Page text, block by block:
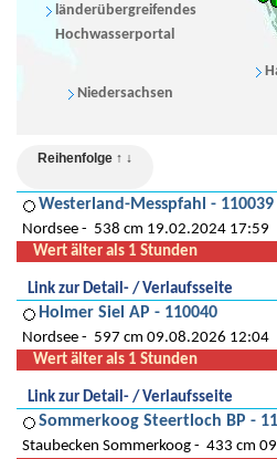
Reihenfolge ↑ ↓
Westerland-Messpfahl - 110039
Nordsee
538 cm 19.02.2024 17:59
Wert älter als 1 Stunden
Link zur Detail- / Verlaufsseite
Holmer Siel AP - 110040
Nordsee
597 cm 09.08.2026 12:04
Wert älter als 1 Stunden
Link zur Detail- / Verlaufsseite
Sommerkoog Steertloch BP -
Staubecken Sommerkoog
433 cm
Niedersachsen
länderübergreifendes
Hochwasserportal